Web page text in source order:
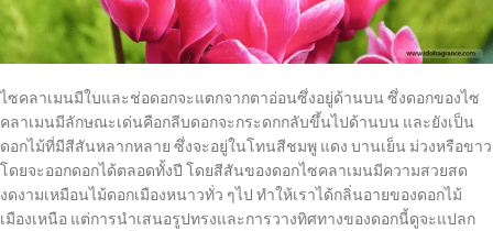
ไซคลาเมนมีใบและช่อดอกจะแตกจากตาอ่อนซึ่งอยู่ด้านบน ซึ่งดอกของไซ
คลาเมนมีลักษณะเด่นคือกลีบดอกจะกระดกกลับขึ้นไปด้านบน และยังเป็น
ดอกไม้ที่มีสีสันหลากหลาย ซึ่งจะอยู่ในโทนสีชมพู แดง บานเย็น ม่วงหรือขาว
โดยจะออกดอกได้ตลอดทั้งปี โดยสีสันของดอกไซคลาเมนมีความสวยสด
งดงามเหมือนไม้ดอกเมืองหนาวทั่ว ๆไป ทำให้เราได้กลิ่นอายของดอกไม้
เมืองเหนือ แต่การนำเสนอรูปทรงและการวางทิศทางของดอกนี้ดูจะแปลก